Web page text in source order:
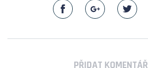
PŘIDAT KOMENTÁŘ